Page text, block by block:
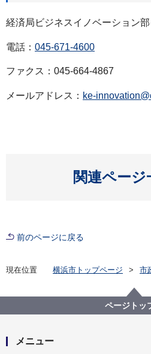
経済局ビジネスイノベーション
電話： 045-671-4600
ファクス：045-664-4867
メールアドレス： ke-
関連ページ
前のページに戻る
現在位置 横浜市トップページ
市
日本と独・欧州をつなぐス
浜に進出～CROSSBIEが
ページトッ
メニュー